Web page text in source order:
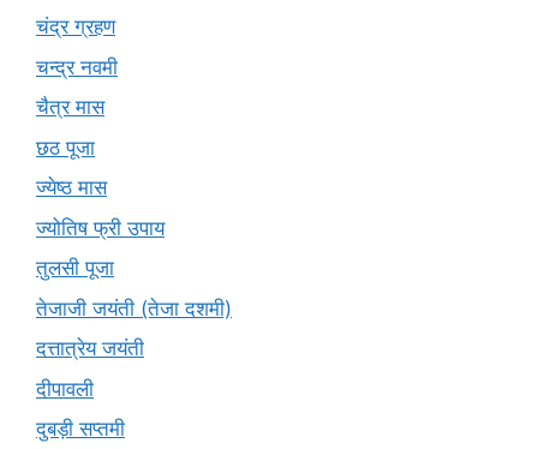
चंद्र ग्रहण
चन्द्र नवमी
चैत्र मास
छठ पूजा
ज्येष्ठ मास
ज्योतिष फ्री उपाय
तुलसी पूजा
तेजाजी जयंती (तेजा दशमी)
दत्तात्रेय जयंती
दीपावली
दुबड़ी सप्तमी